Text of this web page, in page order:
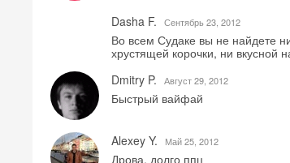
Dasha F. Сентябрь 23, 2012
Во всем Судаке вы не найдете
хрустящей корочки, ни вкусной
Dmitry P.
Август 29, 2012
Быстрый вайфай
Alexey Y. Май 25, 2012
Дрова, долго ппц